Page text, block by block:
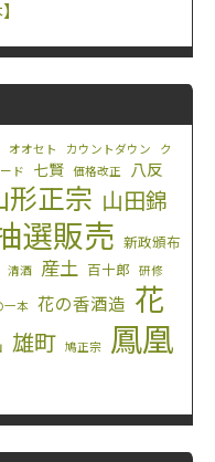
オオセト カウントダウン
ク
ド 七賢 価格改正
八反
形正宗 山田錦
選販売 新政頒布
清酒 産土 百十郎 研修
一本 花の香酒造 花
雄町 鳩正宗
鳳凰